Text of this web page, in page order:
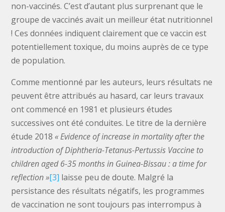
non-vaccinés. C’est d’autant plus surprenant que le
groupe de vaccinés avait un meilleur état nutritionnel
! Ces données indiquent clairement que ce vaccin est
potentiellement toxique, du moins auprès de ce type
de population.
Comme mentionné par les auteurs, leurs résultats ne
peuvent être attribués au hasard, car leurs travaux
ont commencé en 1981 et plusieurs études
successives ont été conduites. Le titre de la dernière
étude 2018« Evidence of increase in mortality after the
introduction of Diphtheria-Tetanus-Pertussis Vaccine to
children aged 6-35 months in Guinea-Bissau : a time for
reflection »[3] laisse peu de doute. Malgré la
persistance des résultats négatifs, les programmes
de vaccination ne sont toujours pas interrompus à